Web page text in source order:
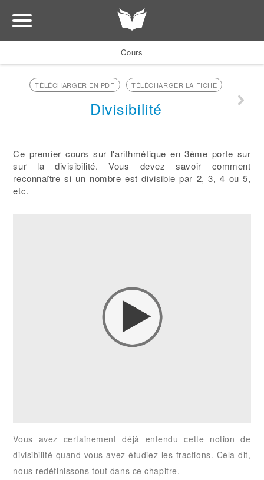
Cours
TÉLÉCHARGER EN PDF TÉLÉCHARGER LA FICHE
Divisibilité
Ce premier cours sur l'arithmétique en 3ème porte sur
sur la divisibilité. Vous devez savoir comment
reconnaître si un nombre est divisible par 2, 3, 4 ou 5,
etc.
Vous avez certainement déjà entendu cette notion de
divisibilité quand vous avez étudiez les fractions. Cela dit,
nous redéfinissons tout dans ce chapitre.